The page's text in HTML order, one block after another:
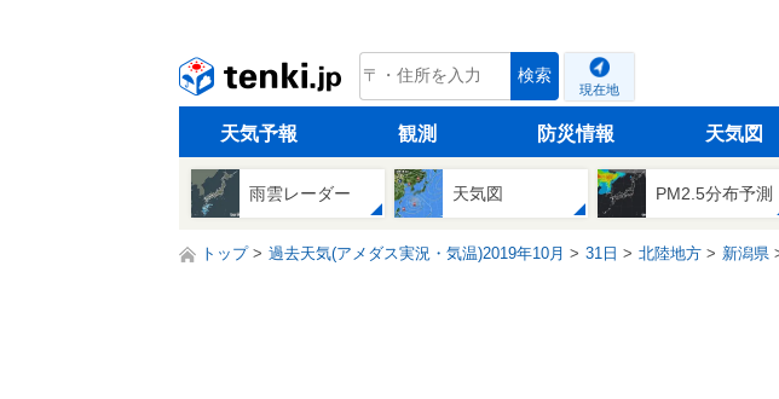
tenki.jp 検索
現在地
天気予報 観測 防災情報 天気図
雨雲レーダー 天気図 PM2.5分布予測
トップ 過去天気(アメダス実況・気温)2019年10月 31日 北陸地方 新潟県